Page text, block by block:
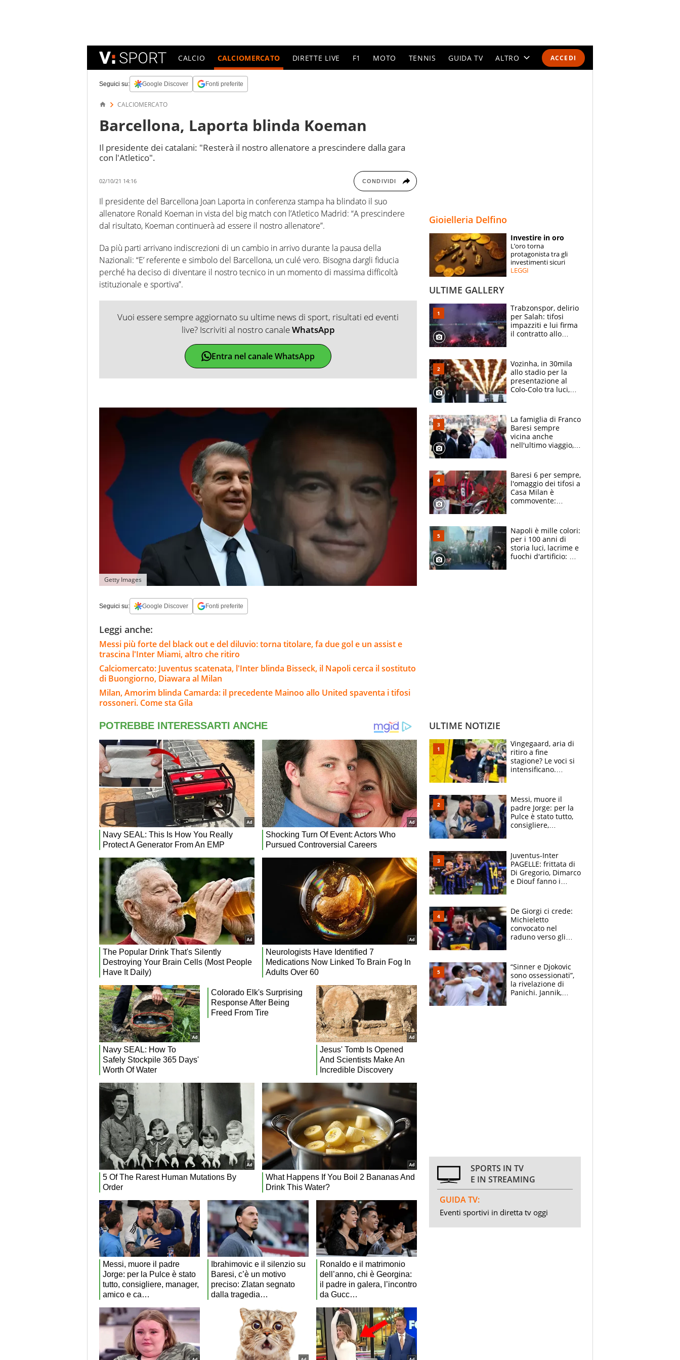
ACCEDI
CALCIO CALCIOMERCATO DIRETTE LIVE F1 MOTO TENNIS GUIDA TV ALTRO
SPECIALI
ESPERTI
Seguici su: Google Discover Fonti preferite
CALCIOMERCATO
Barcellona, Laporta blinda Koeman
Il presidente dei catalani: "Resterà il nostro allenatore a prescindere dalla gara
con l'Atletico".
02/10/21 14:16 CONDIVIDI
Il presidente del Barcellona Joan Laporta in conferenza stampa ha blindato il suo
allenatore Ronald Koeman in vista del big match con l’Atletico Madrid: “A prescindere
dal risultato, Koeman continuerà ad essere il nostro allenatore”.
Da più parti arrivano indiscrezioni di un cambio in arrivo durante la pausa della
Nazionali: “E’ referente e simbolo del Barcellona, un culé vero. Bisogna dargli fiducia
perché ha deciso di diventare il nostro tecnico in un momento di massima difficoltà
istituzionale e sportiva”.
Vuoi essere sempre aggiornato su ultime news di sport, risultati ed eventi
live? Iscriviti al nostro canaleWhatsApp
Entra nel canale WhatsApp
Getty Images
Seguici su: Google Discover Fonti preferite
Leggi anche:
Messi più forte del black out e del diluvio: torna titolare, fa due gol e un assist e
trascina l'Inter Miami, altro che ritiro
Calciomercato: Juventus scatenata, l'Inter blinda Bisseck, il Napoli cerca il sostituto
di Buongiorno, Diawara al Milan
Milan, Amorim blinda Camarda: il precedente Mainoo allo United spaventa i tifosi
rossoneri. Come sta Gila
Gioielleria Delfino
Investire in oro
L’oro torna
protagonista tra gli
investimenti sicuri
LEGGI
ULTIME GALLERY
Trabzonspor, delirio
per Salah: tifosi
impazziti e lui firma
il contratto allo
Vozinha, in 30mila
allo stadio per la
presentazione al
Colo-Colo tra luci,
La famiglia di Franco
Baresi sempre
vicina anche
nell'ultimo viaggio,
circondati
dall'affetto dei tifosi
Baresi 6 per sempre,
l'omaggio dei tifosi a
Casa Milan è
commovente:
bigliettini
Napoli è mille colori:
per i 100 anni di
storia luci, lacrime e
fuochi d'artificio: De
ULTIME NOTIZIE
Vingegaard, aria di
ritiro a fine
stagione? Le voci si
intensificano.
vuole la Roubaix
Messi, muore il
padre Jorge: per la
Pulce è stato tutto,
consigliere,
Juventus-Inter
PAGELLE: frittata di
Di Gregorio, Dimarco
e Diouf fanno i
scompare, Kolo fa
sperare
De Giorgi ci crede:
Michieletto
convocato nel
raduno verso gli
“Sinner e Djokovic
sono ossessionati”,
la rivelazione di
Panichi. Jannik,
SPORTS IN TV
E IN STREAMING
GUIDA TV:
Eventi sportivi in diretta tv oggi